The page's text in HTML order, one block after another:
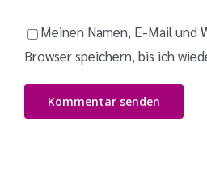
Meinen Namen, E-Mail und
Browser speichern, bis ich